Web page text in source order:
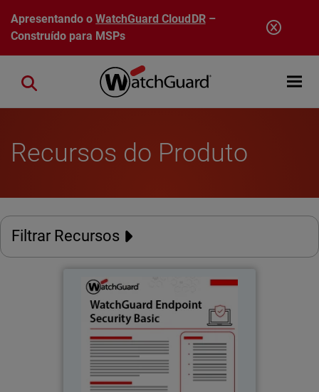
Pular para o conteúdo principal
Apresentando oWatchGuard CloudDR–
Construído para MSPs
Open
Close search
Recursos do Produto
Filtrar Recursos
WatchGuard Endpoint Security
Proteção simplificada de endpoints por
meio de recursos essenciais de EDR que
bloqueiam ransomware, previnem
malware conhecido e desconhecido e